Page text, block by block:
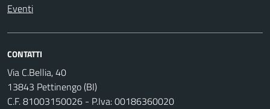
Eventi
CONTATTI
Via C.Bellia, 40
13843 Pettinengo (BI)
C.F. 81003150026 - P.Iva: 00186360020